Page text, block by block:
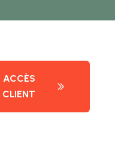
ACCÈS
CLIENT